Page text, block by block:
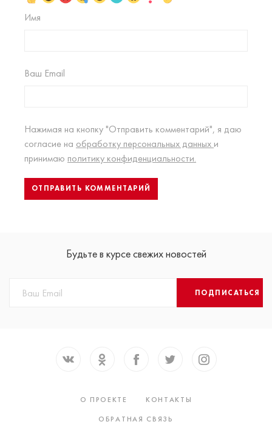
Имя
Ваш Email
Нажимая на кнопку "Отправить комментарий", я даю
согласие на обработку персональных данных и
принимаю политику конфиденциальности.
Будьте в курсе свежих новостей
ПОДПИСАТЬСЯ
О ПРОЕКТЕ
КОНТАКТЫ
ОБРАТНАЯ СВЯЗЬ